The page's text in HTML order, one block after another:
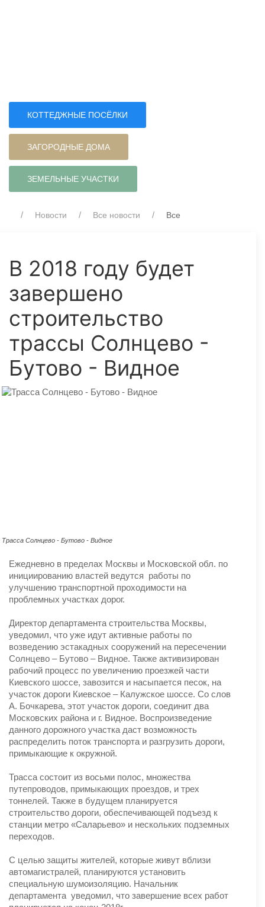
КОТТЕДЖНЫЕ ПОСЁЛКИ
ЗАГОРОДНЫЕ ДОМА
ЗЕМЕЛЬНЫЕ УЧАСТКИ
Новости Все новости Все
В 2018 году будет
завершено
строительство
трассы Солнцево -
Бутово - Видное
Трасса Солнцево - Бутово - Видное
Ежедневно в пределах Москвы и Московской обл. по
инициированию властей ведутся работы по
улучшению транспортной проходимости на
проблемных участках дорог.
Директор департамента строительства Москвы,
уведомил, что уже идут активные работы по
возведению эстакадных сооружений на пересечении
Солнцево – Бутово – Видное. Также активизирован
рабочий процесс по увеличению проезжей части
Киевского шоссе, завозится и насыпается песок, на
участок дороги Киевское – Калужское шоссе. Со слов
А. Бочкарева, этот участок дороги, соединит два
Московских района и г. Видное. Воспроизведение
данного дорожного участка даст возможность
распределить поток транспорта и разгрузить дороги,
примыкающие к окружной.
Трасса состоит из восьми полос, множества
путепроводов, примыкающих проездов, и трех
тоннелей. Также в будущем планируется
строительство дороги, обеспечивающей подъезд к
станции метро «Саларьево» и нескольких подземных
переходов.
С целью защиты жителей, которые живут вблизи
автомагистралей, планируются установить
специальную шумоизоляцию. Начальник
департамента уведомил, что завершение всех работ